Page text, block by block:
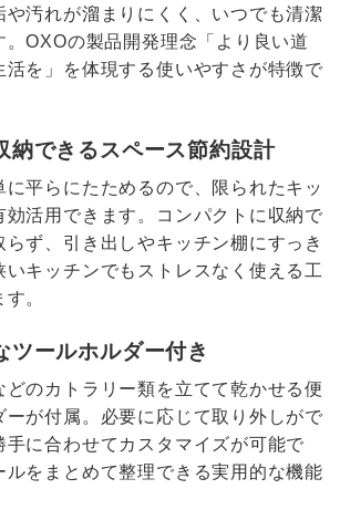
や汚れが溜まりにくく、いつでも清潔
。OXOの製品開発理念「より良い道
活を」を体現する使いやすさが特徴で
納できるスペース節約設計
に平らにたためるので、限られたキッ
効活用できます。コンパクトに収納で
らず、引き出しやキッチン棚にすっき
いキッチンでもストレスなく使える工
。
ツールホルダー付き
どのカトラリー類を立てて乾かせる便
ーが付属。必要に応じて取り外しがで
手に合わせてカスタマイズが可能で
ルをまとめて整理できる実用的な機能